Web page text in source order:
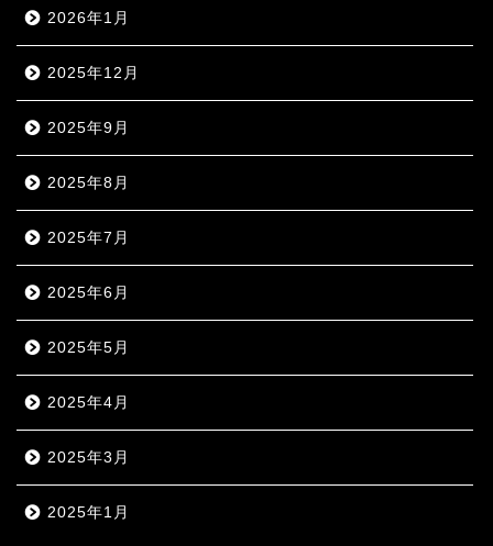
2026年1月
2025年12月
2025年9月
2025年8月
2025年7月
2025年6月
2025年5月
2025年4月
2025年3月
2025年1月